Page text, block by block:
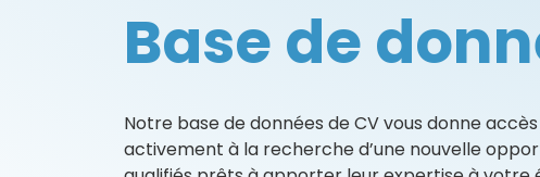
Base de
Notre base de données de CV vous donne
activement à la recherche d’une nouvelle